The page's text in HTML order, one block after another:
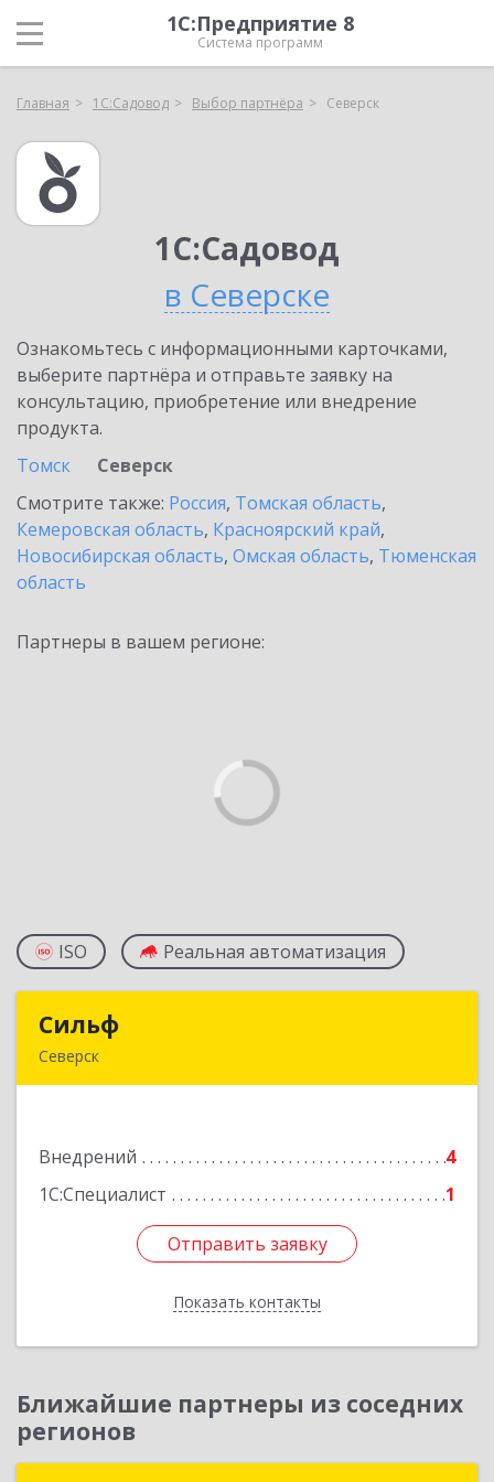
1С:Предприятие 8
Система программ
Главная 1С:Садовод Выбор партнёра Северск
1С:Садовод
в Северске
Ознакомьтесь с информационными карточками,
выберите партнёра и отправьте заявку на
консультацию, приобретение или внедрение
продукта.
Томск
Северск
Смотрите также: Россия, Томская область,
Кемеровская область, Красноярский край,
Новосибирская область, Омская область, Тюменская
область
Партнеры в вашем регионе:
ISO Реальная автоматизация
Сильф
Северск
Внедрений
4
1С:Специалист
1
Отправить заявку
Показать контакты
Подробнее
Отправить заявку
Назад
Ближайшие партнеры из соседних
регионов